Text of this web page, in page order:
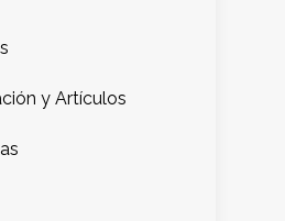
y Artículos